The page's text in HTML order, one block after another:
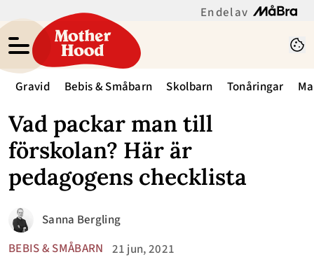
En del av
Gravid Bebis & Småbarn Skolbarn Tonåringar
Vad packar man till
förskolan? Här är
pedagogens checklista
BEBIS & SMÅBARN 21 jun, 2021
Sanna Bergling